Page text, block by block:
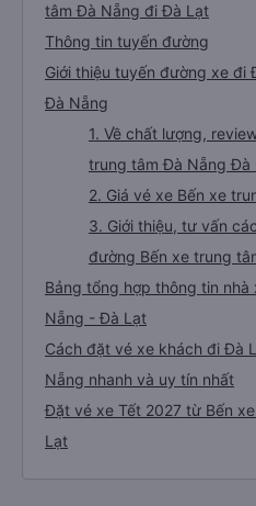
tâm Đà Nẵng đi Đà Lạt
Thông tin tuyến đường
Giới thiệu tuyến đường xe đi
Đà Nẵng
1. Về chất lượng,
trung tâm Đà Nẵng Đà
2. Giá vé xe Bến xe
3. Giới thiệu, tư vấn
đường Bến xe trung
Bảng tổng hợp thông tin
Nẵng - Đà Lạt
Cách đặt vé xe khách đi Đà
Nẵng nhanh và uy tín nhất
Đặt vé xe Tết 2027 từ Bến
Lạt